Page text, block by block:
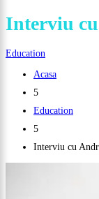
Interviu
Education
Acasa
5
Education
5
Interviu cu